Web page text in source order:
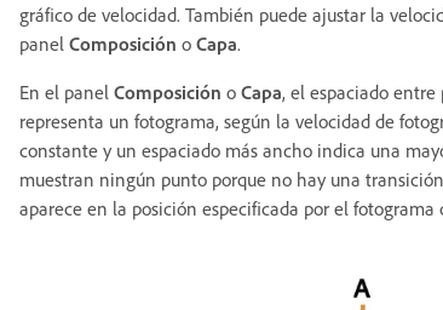
gráfico de velocidad. También puede ajustar la
panel Composición o Capa.
En el panel Composición o Capa, el espaciado entre
representa un fotograma, según la velocidad de
constante y un espaciado más ancho indica una
muestran ningún punto porque no hay una
aparece en la posición especificada por el fotograma